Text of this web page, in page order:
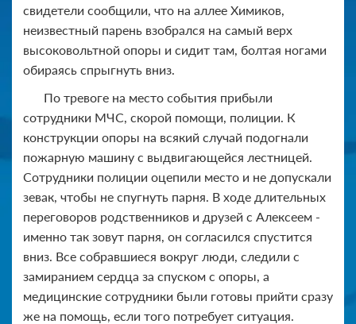
свидетели сообщили, что на аллее Химиков,
неизвестный парень взобрался на самый верх
высоковольтной опоры и сидит там, болтая ногами
обираясь спрыгнуть вниз.
По тревоге на место события прибыли
сотрудники МЧС, скорой помощи, полиции. К
конструкции опоры на всякий случай подогнали
пожарную машину с выдвигающейся лестницей.
Сотрудники полиции оцепили место и не допускали
зевак, чтобы не спугнуть парня. В ходе длительных
переговоров родственников и друзей с Алексеем -
именно так зовут парня, он согласился спустится
вниз. Все собравшиеся вокруг люди, следили с
замиранием сердца за спуском с опоры, а
медицинские сотрудники были готовы прийти сразу
же на помощь, если того потребует ситуация.